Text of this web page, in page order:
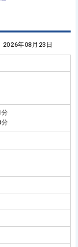
年08月23日
分
分